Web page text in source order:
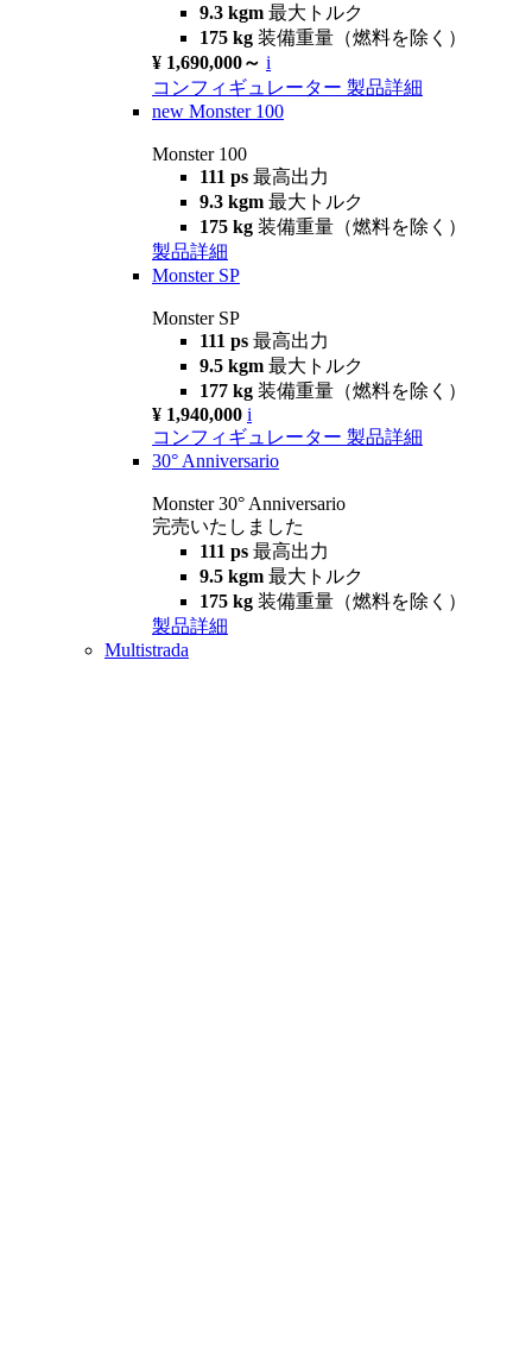
9.3 kgm 最大トルク
175 kg 装備重量（燃料を除く）
¥ 1,690,000～ i
コンフィギュレーター 製品詳細
new Monster 100
Monster 100
111 ps 最高出力
9.3 kgm 最大トルク
175 kg 装備重量（燃料を除く）
製品詳細
Monster SP
Monster SP
111 ps 最高出力
9.5 kgm 最大トルク
177 kg 装備重量（燃料を除く）
¥ 1,940,000 i
コンフィギュレーター 製品詳細
30° Anniversario
Monster 30° Anniversario
完売いたしました
111 ps 最高出力
9.5 kgm 最大トルク
175 kg 装備重量（燃料を除く）
製品詳細
Multistrada